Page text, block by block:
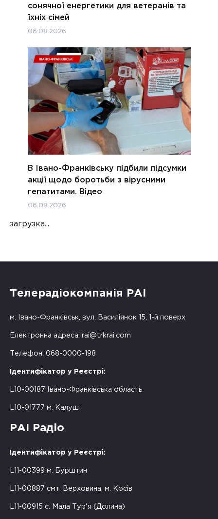
сонячної енергетики для ветеранів та
їхніх сімей
06.08.2026
В Івано-Франківську підбили підсумки
акції щодо боротьби з вірусними
гепатитами. Відео
06.08.2026
загрузка...
Телерадіокомпанія РАІ
м. Івано-Франківськ, вул. Василіянок 15, 1-й поверх
Електронна адреса: rai@trkrai.com
Телефон: 068-0000-198
Ідентифікатор у Реєстрі:
L10-00187 Івано-Франківська область
L10-01777 м. Калуш
РАІ Радіо
Ідентифікатор у Реєстрі:
L11-00399 м. Бурштин
L11-00887 смт. Верховина, м. Косів
L11-00915 с. Мала Тур'я (Долина)